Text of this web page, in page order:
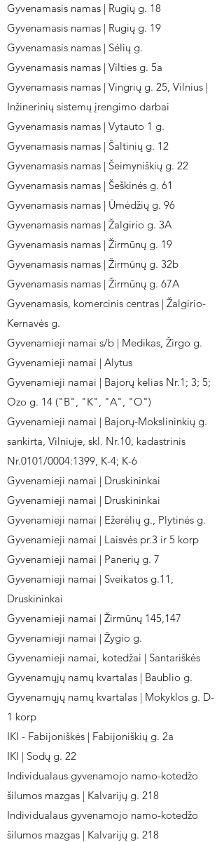
Gyvenamasis namas | Rugių g. 18
Gyvenamasis namas | Rugių g. 19
Gyvenamasis namas | Sėlių g.
Gyvenamasis namas | Vilties g. 5a
Gyvenamasis namas | Vingrių g. 25, Vilnius |
Inžinerinių sistemų įrengimo darbai
Gyvenamasis namas | Vytauto 1 g.
Gyvenamasis namas | Šaltinių g. 12
Gyvenamasis namas | Šeimyniškių g. 22
Gyvenamasis namas | Šeškinės g. 61
Gyvenamasis namas | Ūmėdžių g. 96
Gyvenamasis namas | Žalgirio g. 3A
Gyvenamasis namas | Žirmūnų g. 19
Gyvenamasis namas | Žirmūnų g. 32b
Gyvenamasis namas | Žirmūnų g. 67A
Gyvenamasis, komercinis centras | Žalgirio-
Kernavės g.
Gyvenamieji namai s/b | Medikas, Žirgo g.
Gyvenamieji namai | Alytus
Gyvenamieji namai | Bajorų kelias Nr.1; 3; 5;
Ozo g. 14 ("B", "K", "A", "O")
Gyvenamieji namai | Bajorų-Mokslininkių g.
sankirta, Vilniuje, skl. Nr.10, kadastrinis
Nr.0101/0004:1399, K-4; K-6
Gyvenamieji namai | Druskininkai
Gyvenamieji namai | Druskininkai
Gyvenamieji namai | Ežerėlių g., Plytinės g.
Gyvenamieji namai | Laisvės pr.3 ir 5 korp
Gyvenamieji namai | Panerių g. 7
Gyvenamieji namai | Sveikatos g.11,
Druskininkai
Gyvenamieji namai | Žirmūnų 145,147
Gyvenamieji namai | Žygio g.
Gyvenamieji namai, kotedžai | Santariškės
Gyvenamųjų namų kvartalas | Baublio g.
Gyvenamųjų namų kvartalas | Mokyklos g. D-
1 korp
IKI - Fabijoniškės | Fabijoniškių g. 2a
IKI | Sodų g. 22
Individualaus gyvenamojo namo-kotedžo
šilumos mazgas | Kalvarijų g. 218
Individualaus gyvenamojo namo-kotedžo
šilumos mazgas | Kalvarijų g. 218